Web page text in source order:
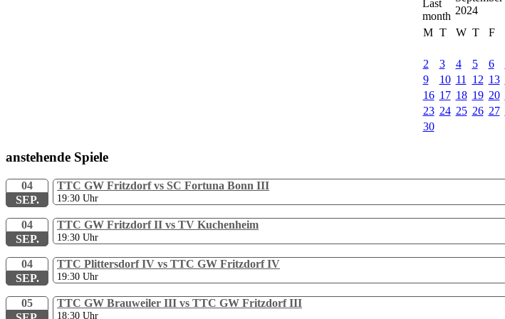
2024
M T W T F
2
3 4 5 6
9
10 11 12 13
16 17 18 19 20
23 24 25 26 27
30
anstehende Spiele
04
SEP.
TTC GW Fritzdorf vs SC Fortuna Bonn III
19:30 Uhr
04
SEP.
TTC GW Fritzdorf II vs TV Kuchenheim
19:30 Uhr
04
SEP.
TTC Plittersdorf IV vs TTC GW Fritzdorf IV
19:30 Uhr
05
TTC GW Brauweiler III vs TTC GW Fritzdorf III
18:30 Uhr